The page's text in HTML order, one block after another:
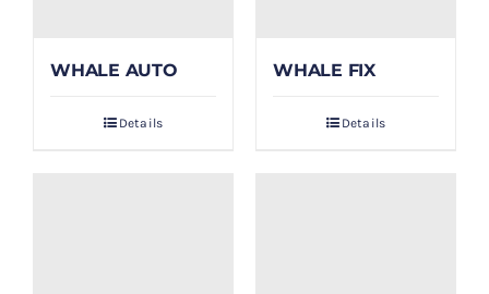
WHALE AUTO
Details
WHALE FIX
Details